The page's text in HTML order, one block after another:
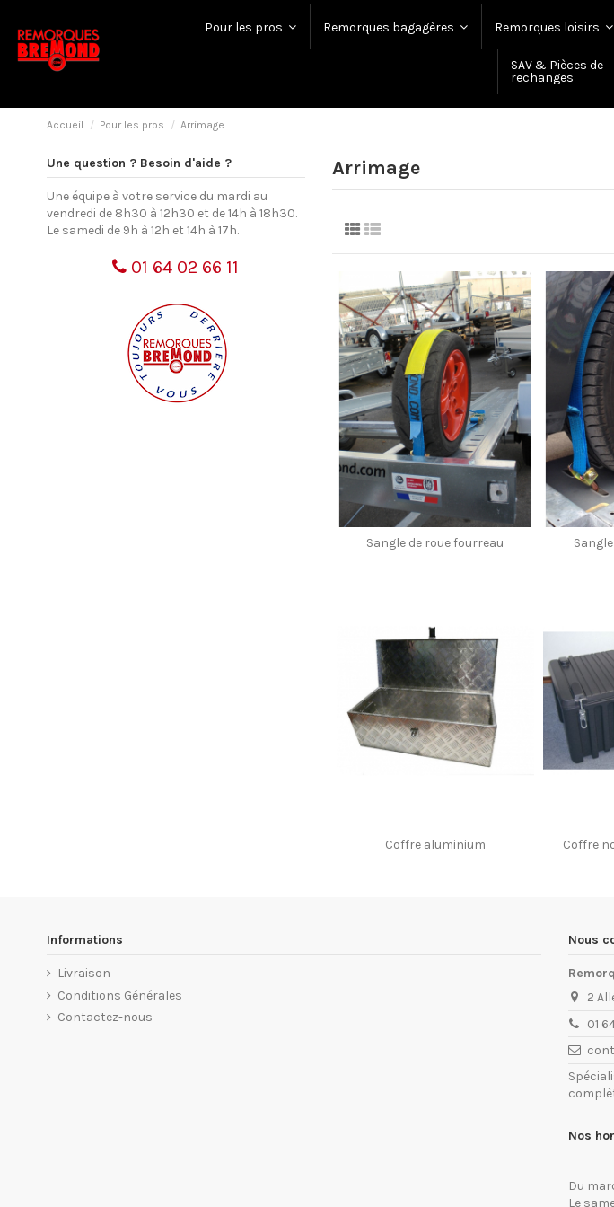
Pour les pros Remorques bagagères Remorques loisirs
SAV & Pièces de
rechanges
Accueil Pour les pros Arrimage
Arrimage
Sangle de roue fourreau
Coffre aluminium Coffre
Une question ? Besoin d'aide ?
Une équipe à votre service du mardi au
vendredi de 8h30 à 12h30 et de 14h à 18h30.
Le samedi de 9h à 12h et 14h à 17h.
01 64 02 66 11
Informations
Livraison
Conditions Générales
Contactez-nous
Nous
2
01
Nos
Du
Le